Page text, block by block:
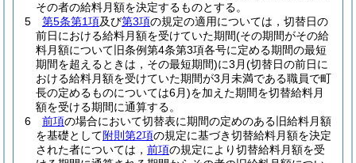
その者の給料月額を決定するものとする。
5
第5条第1項及び第3項の規定の適用については，切替日の
前日における給料月額を受けていた期間(その期間がその給
料月額について旧条例第4条第3項各号に定める期間の最短
期間を超えるときは，その最短期間)に3月(切替日の前日に
おける給料月額を受けていた期間が3月未満である職員で町
長の定めるものについては6月)を加えた期間を切替給料月
額を受ける期間に通算する。
6
前項の場合において切替表に期間の定めのある旧給料月額
を基礎として附則第2項の規定に基づき切替給料月額を決定
された者については， 前項の規定により切替給料月額を受